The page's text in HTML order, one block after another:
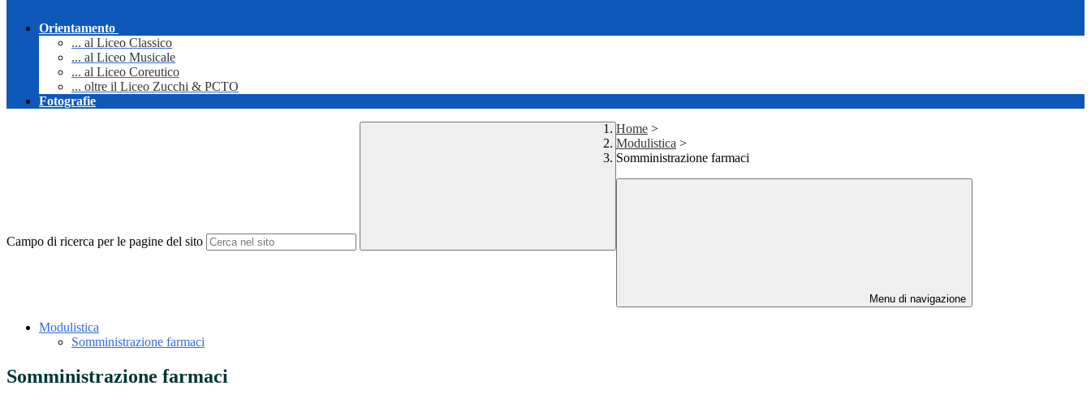
Orientamento
... al Liceo Classico
... al Liceo Musicale
... al Liceo Coreutico
... oltre il Liceo Zucchi & PCTO
Fotografie
Campo di ricerca per le pagine del sito
Home >
Modulistica >
Somministrazione farmaci
Menu di navigazione
Modulistica
Somministrazione farmaci
Somministrazione farmaci